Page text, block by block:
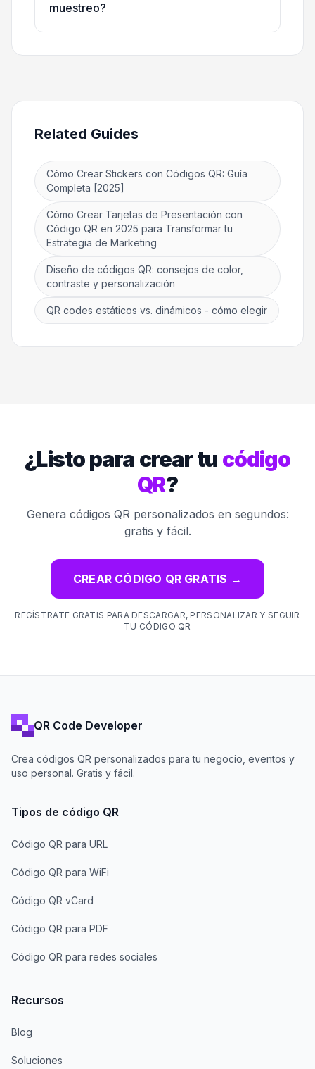
muestreo?
Related Guides
Cómo Crear Stickers con Códigos QR: Guía
Completa [2025]
Cómo Crear Tarjetas de Presentación con
Código QR en 2025 para Transformar tu
Estrategia de Marketing
Diseño de códigos QR: consejos de color,
contraste y personalización
QR codes estáticos vs. dinámicos - cómo elegir
¿Listo para crear tu código
QR?
Genera códigos QR personalizados en segundos:
gratis y fácil.
CREAR CÓDIGO QR GRATIS →
REGÍSTRATE GRATIS PARA DESCARGAR, PERSONALIZAR Y SEGUIR
TU CÓDIGO QR
QR Code Developer
Crea códigos QR personalizados para tu negocio, eventos y
uso personal. Gratis y fácil.
Tipos de código QR
Código QR para URL
Código QR para WiFi
Código QR vCard
Código QR para PDF
Código QR para redes sociales
Recursos
Blog
Soluciones